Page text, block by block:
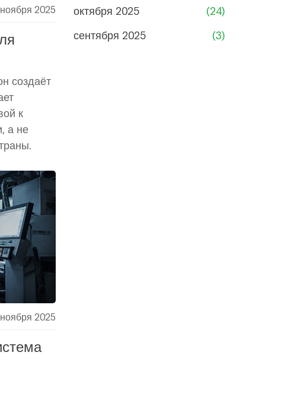
2025
создаёт
к
а не
2025
октября 2025
(24)
сентября 2025
(3)